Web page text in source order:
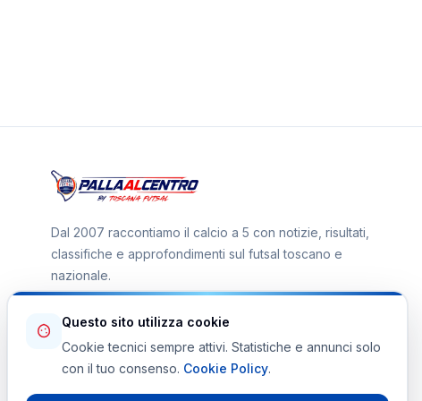
Dal 2007 raccontiamo il calcio a 5 con notizie, risultati,
classifiche e approfondimenti sul futsal toscano e
nazionale.
Canale WhatsApp
Telegram Toscana Futsal
Questo sito utilizza cookie
Cookie tecnici sempre attivi. Statistiche e annunci solo
con il tuo consenso. Cookie Policy.